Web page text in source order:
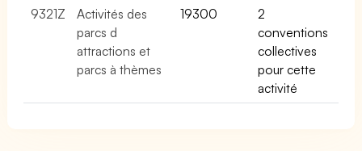
9321Z
Activités des
parcs d
attractions et
parcs à thèmes
19300
2
conventions
collectives
pour cette
activité